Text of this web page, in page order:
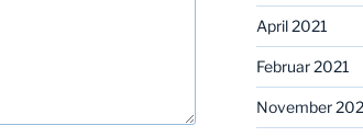
April 2021
Februar 2021
November